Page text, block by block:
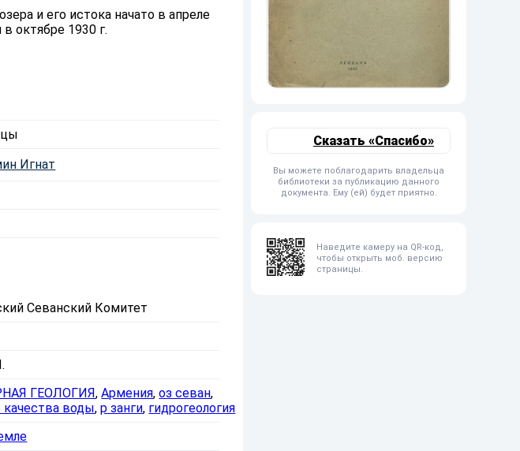
и его истока начато в апреле
октябре 1930 г.
Игнат
Севанский Комитет
ГЕОЛОГИЯ,Армения,оз севан,
воды,р занги, гидрогеология
Сказать «Спасибо»
Вы можете поблагодарить владельца
библиотеки за публикацию данного
документа. Ему (ей) будет приятно.
Наведите камеру на QR-код,
чтобы открыть моб. версию
страницы.